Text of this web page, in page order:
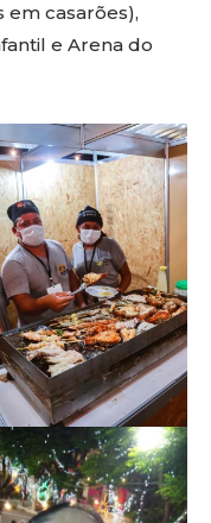
em casarões),
e Arena do